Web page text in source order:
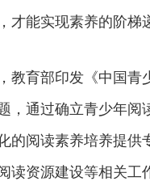
才能实现素养的阶梯
育部印发《中国青
，通过确立青少年
的阅读素养培养提
读资源建设等相关工